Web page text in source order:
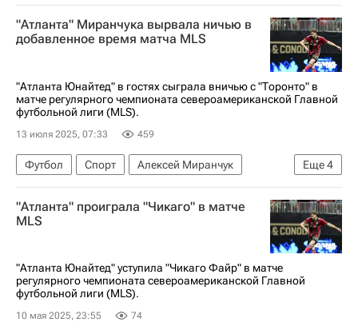
Атланта Юнайтед
"Атланта" Миранчука вырвала ничью в
добавленное время матча MLS
"Атланта Юнайтед" в гостях сыграла вничью с "Торонто" в
матче регулярного чемпионата североамериканской Главной
футбольной лиги (MLS).
13 июля 2025, 07:33 459
Еще4
Футбол Спорт
Алексей Миранчук
Эммануэль Латте Лат
Торонто
Атланта Юнайтед
Major League Soccer 2025
"Атланта" проиграла "Чикаго" в матче
MLS
"Атланта Юнайтед" уступила "Чикаго Файр" в матче
регулярного чемпионата североамериканской Главной
футбольной лиги (MLS).
10 мая 2025, 23:55 74